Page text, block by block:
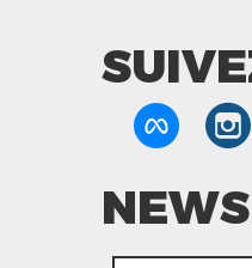
9
Magasins